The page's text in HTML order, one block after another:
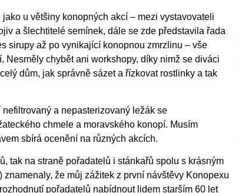
u většiny konopných akcí – mezi vystavovateli
a šlechtitelé semínek, dále se zde představila řada
sirupy až po vynikající konopnou zmrzlinu – vše
chybět ani workshopy, díky nimž se diváci
dům, jak správně sázet a řízkovat rostlinky a tak
a nepasterizovaný ležák se
chmele a moravského konopí. Musím
sbírá ocenění na různých akcích.
tak na straně pořadatelů i stánkařů spolu s krásným
že můj zážitek z první návštěvy Konopexu
pořadatelů nabídnout lidem starším 60 let